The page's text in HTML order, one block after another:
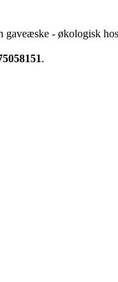
gaveæske - økologisk
.